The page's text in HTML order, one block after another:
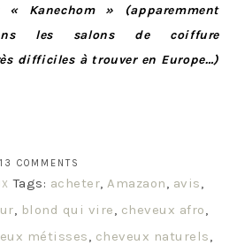
Kanechom » (apparemment
les salons de coiffure
difficiles à trouver en Europe…)
13 COMMENTS
Tags: acheter,Amazaon, avis,
, blond qui vire, cheveux afro,
métisses, cheveux naturels,